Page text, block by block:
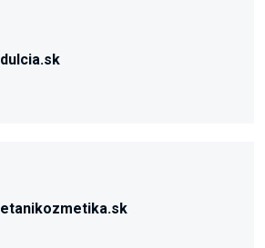
dulcia.sk
etanikozmetika.sk